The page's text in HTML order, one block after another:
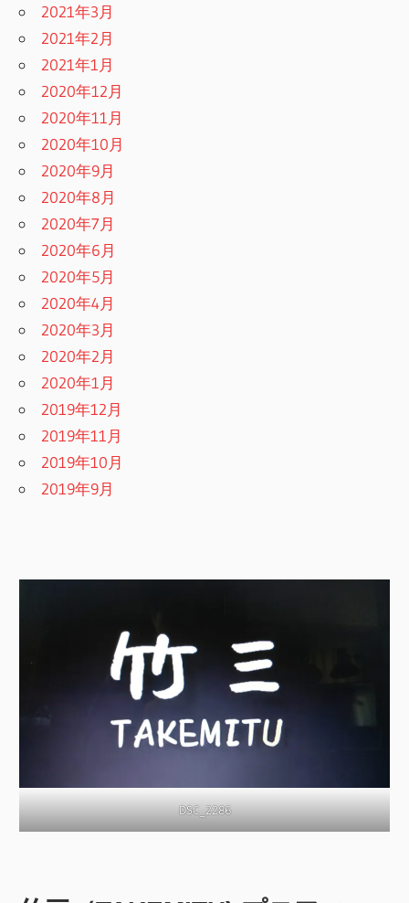
2021年3月
2021年2月
2021年1月
2020年12月
2020年11月
2020年10月
2020年9月
2020年8月
2020年7月
2020年6月
2020年5月
2020年4月
2020年3月
2020年2月
2020年1月
2019年12月
2019年11月
2019年10月
2019年9月
DSC_2286